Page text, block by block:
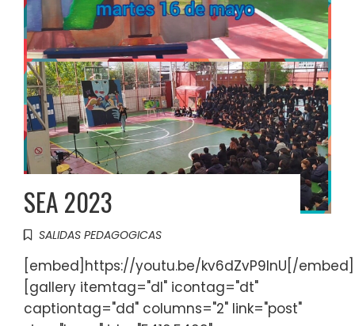
SEA 2023
SALIDAS PEDAGOGICAS
[embed]https://youtu.be/kv6dZvP9lnU[/embed]
[gallery itemtag="dl" icontag="dt"
captiontag="dd" columns="2" link="post"